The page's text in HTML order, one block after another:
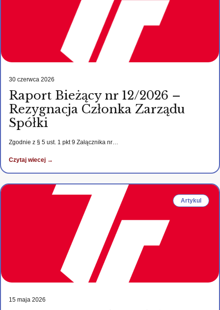
30 czerwca 2026
Raport Bieżący nr 12/2026 –
Rezygnacja Członka Zarządu
Spółki
Zgodnie z § 5 ust. 1 pkt 9 Załącznika nr…
Czytaj wiecej →
Artykul
15 maja 2026